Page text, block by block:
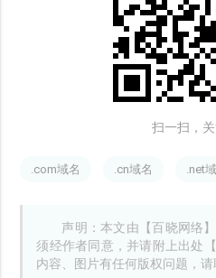
扫一扫，
.com域名 .cn域名 .net
声明：本文由【百晓网络
须经作者同意，并请附上出处
内容、图片有任何版权问题，请